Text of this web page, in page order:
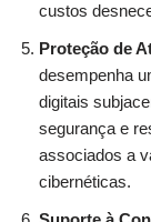
custos
Proteção de
desempenha
digitais
segurança e
associados a
cibernéticas.